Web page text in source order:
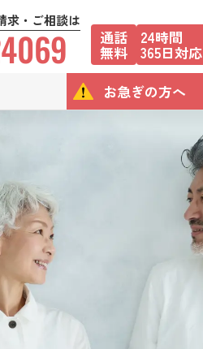
求・ご相談は
通話
無料
24時間
365日対応
お急ぎの方へ